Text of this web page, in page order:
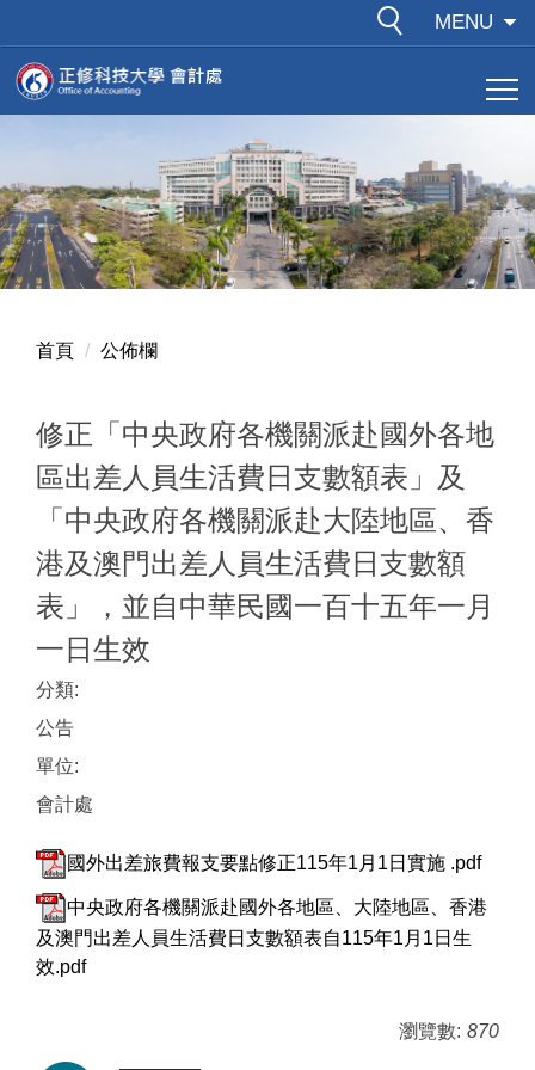
到
主
要
區
MENU
首頁 公佈欄
修正「中央政府各機關派赴國外各地
區出差人員生活費日支數額表」及
「中央政府各機關派赴大陸地區、香
港及澳門出差人員生活費日支數額
表」，並自中華民國一百十五年一月
一日生效
分類:
公告
單位:
會計處
國外出差旅費報支要點修正115年1月1日實施 .pdf
中央政府各機關派赴國外各地區、大陸地區、香港
及澳門出差人員生活費日支數額表自115年1月1日生
效.pdf
瀏覽數: 870